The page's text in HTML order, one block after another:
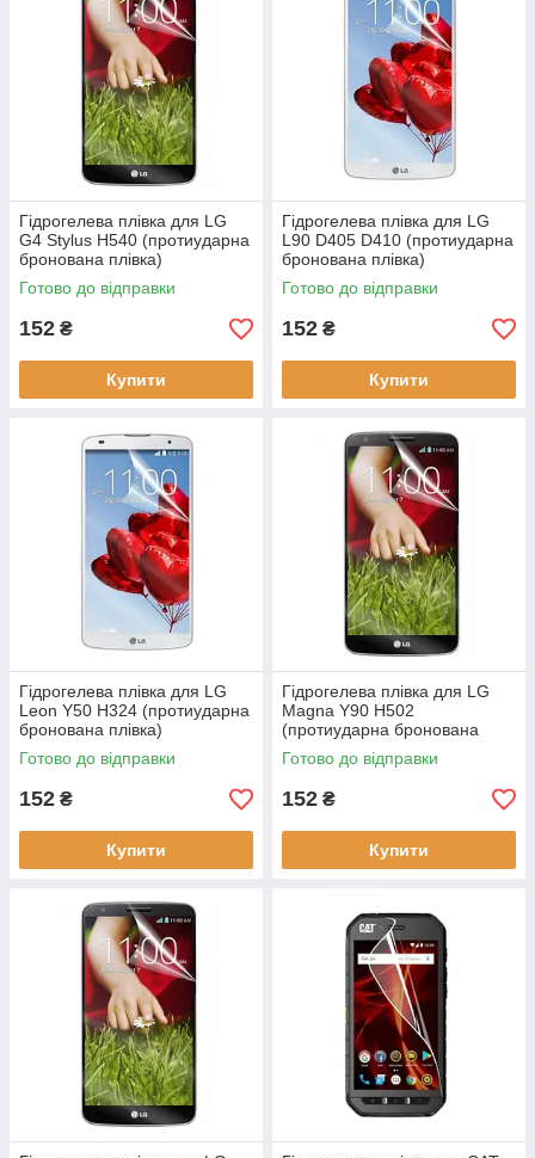
Гідрогелева плівка для LG
G4 Stylus H540 (протиударна
бронована плівка)
Готово до відправки
152 ₴
Купити
Гідрогелева плівка для LG
L90 D405 D410 (протиударна
бронована плівка)
Готово до відправки
152 ₴
Купити
Гідрогелева плівка для LG
Leon Y50 H324 (протиударна
бронована плівка)
Готово до відправки
152 ₴
Купити
Гідрогелева плівка для LG
Magna Y90 H502
(протиударна бронована
плівка)
Готово до відправки
152 ₴
Купити